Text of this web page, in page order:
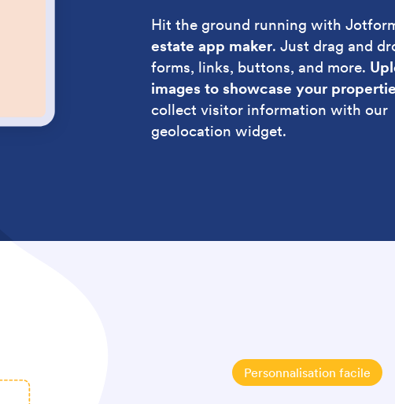
Hit the ground running with
estate app maker. Just drag and
forms, links, buttons, and more.
images to showcase your
collect visitor information with our
geolocation widget.
Personnalisation facile